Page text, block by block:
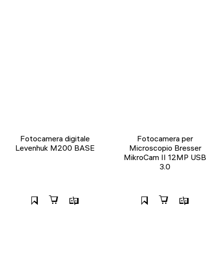
Fotocamera digitale
Levenhuk M200 BASE
Fotocamera per
Microscopio Bresser
MikroCam II 12MP USB
3.0